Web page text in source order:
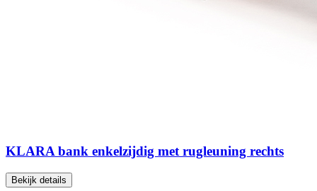
KLARA bank enkelzijdig met rugleuning rechts
Bekijk details